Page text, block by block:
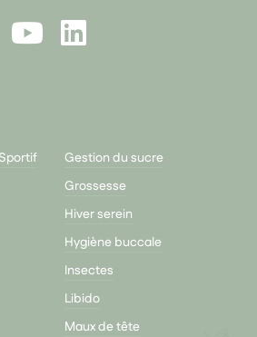
LinkedIn
Gestion du sucre
Grossesse
Hiver serein
Hygiène buccale
Insectes
Libido
Maux de tête